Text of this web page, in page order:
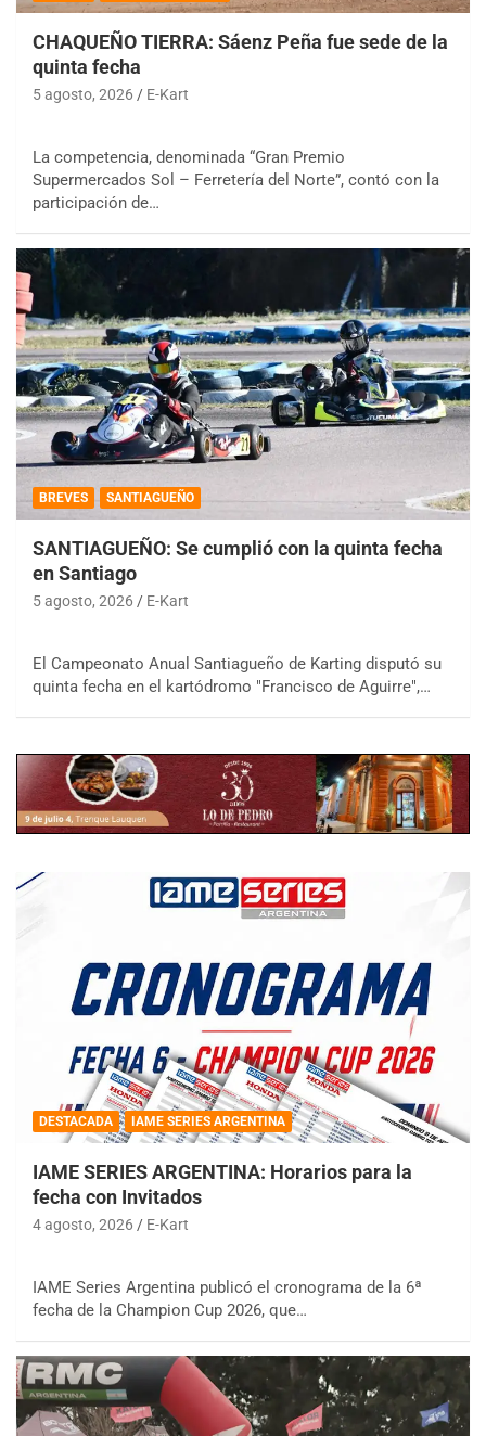
CHAQUEÑO TIERRA: Sáenz Peña fue sede de la
quinta fecha
5 agosto, 2026 E-Kart
La competencia, denominada “Gran Premio
Supermercados Sol – Ferretería del Norte”, contó con la
participación de…
BREVES SANTIAGUEÑO
SANTIAGUEÑO: Se cumplió con la quinta fecha
en Santiago
5 agosto, 2026 E-Kart
El Campeonato Anual Santiagueño de Karting disputó su
quinta fecha en el kartódromo "Francisco de Aguirre",…
DESTACADA IAME SERIES ARGENTINA
IAME SERIES ARGENTINA: Horarios para la
fecha con Invitados
4 agosto, 2026 E-Kart
IAME Series Argentina publicó el cronograma de la 6ª
fecha de la Champion Cup 2026, que…